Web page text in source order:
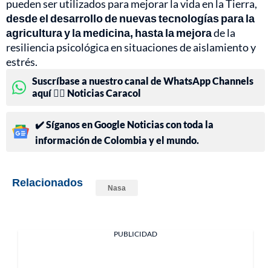
pueden ser utilizados para mejorar la vida en la Tierra,
desde el desarrollo de nuevas tecnologías para la
agricultura y la medicina, hasta la mejorade la
resiliencia psicológica en situaciones de aislamiento y
estrés.
Suscríbase a nuestro canal de WhatsApp Channels
aquí 👉🏻 Noticias Caracol
✔️ Síganos en Google Noticias con toda la
información de Colombia y el mundo.
Relacionados Nasa
PUBLICIDAD